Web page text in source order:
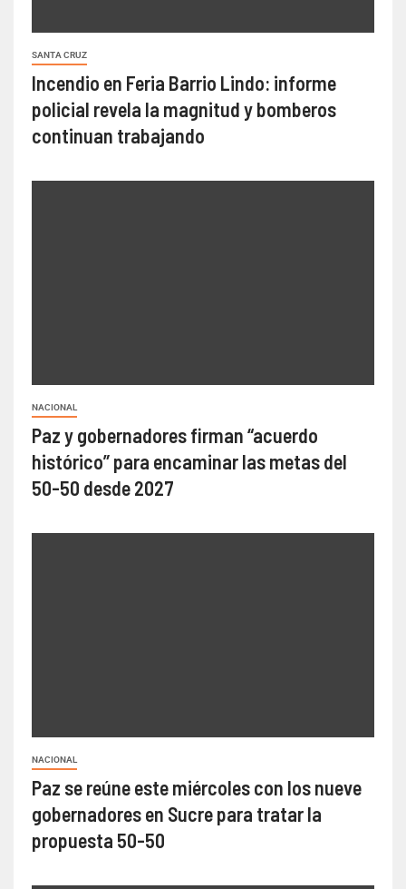
SANTA CRUZ
Incendio en Feria Barrio Lindo: informe
policial revela la magnitud y bomberos
continuan trabajando
NACIONAL
Paz y gobernadores firman “acuerdo
histórico” para encaminar las metas del
50-50 desde 2027
NACIONAL
Paz se reúne este miércoles con los nueve
gobernadores en Sucre para tratar la
propuesta 50-50